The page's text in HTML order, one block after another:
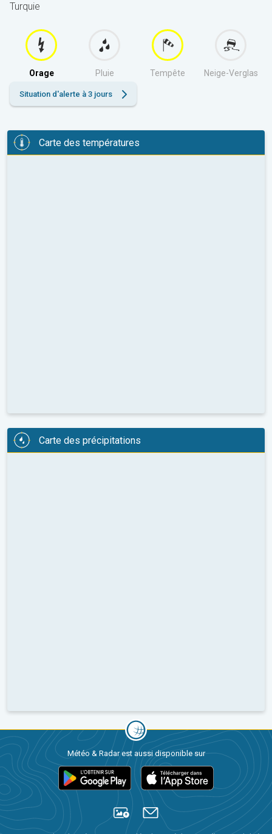
Turquie
Orage Pluie Tempête Neige-Verglas
Situation d'alerte à 3 jours
Carte des températures
Carte des précipitations
Météo & Radar est aussi disponible sur